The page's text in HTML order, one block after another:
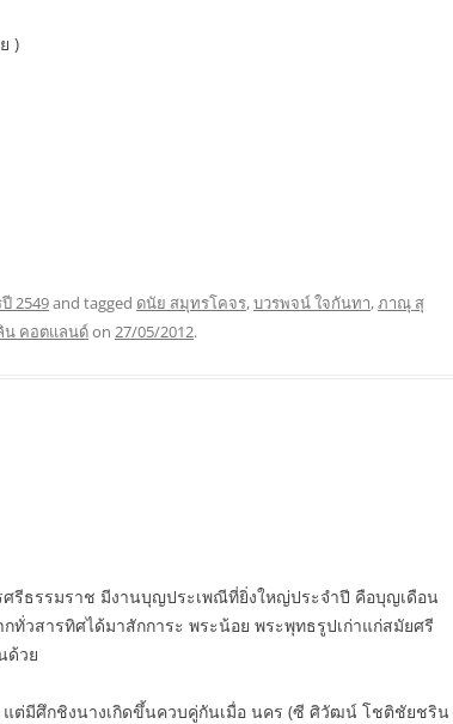
)
2549and tagged ดนัย สมุทรโคจร,บวรพจน์ ใจกันทา,ภาณุ สุ
น คอตแลนด์on 27/05/2012.
รีธรรมราช มีงานบุญประเพณีที่ยิ่งใหญ่ประจำปี คือบุญเดือน
วสารทิศได้มาสักการะ พระน้อย พระพุทธรูปเก่าแก่สมัยศรี
ด้วย
ต่มีศึกชิงนางเกิดขึ้นควบคู่กันเมื่อ นคร (ซี ศิวัฒน์ โชติชัยชริน